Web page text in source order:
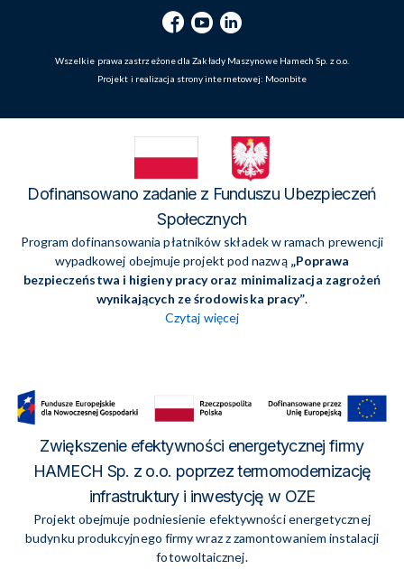
Wszelkie prawa zastrzeżone dla Zakłady Maszynowe Hamech Sp. z o.o.
Projekt i realizacja strony internetowej: Moonbite
Dofinansowano zadanie z Funduszu Ubezpieczeń
Społecznych
Program dofinansowania płatników składek w ramach prewencji
wypadkowej obejmuje projekt pod nazwą „Poprawa
bezpieczeństwa i higieny pracy oraz minimalizacja zagrożeń
wynikających ze środowiska pracy”.
Czytaj więcej
Zwiększenie efektywności energetycznej firmy
HAMECH Sp. z o.o. poprzez termomodernizację
infrastruktury i inwestycję w OZE
Projekt obejmuje podniesienie efektywności energetycznej
budynku produkcyjnego firmy wraz z zamontowaniem instalacji
fotowoltaicznej.